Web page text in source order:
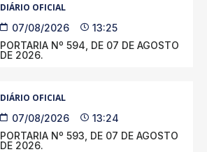
DIÁRIO OFICIAL
07/08/2026
13:25
PORTARIA Nº 594, DE 07 DE AGOSTO
DE 2026.
DIÁRIO OFICIAL
07/08/2026
13:24
PORTARIA Nº 593, DE 07 DE AGOSTO
DE 2026.